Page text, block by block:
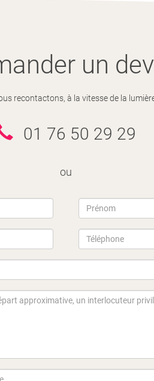
un
recontactons, à la vitesse de la
01 76 50 29 29
ou